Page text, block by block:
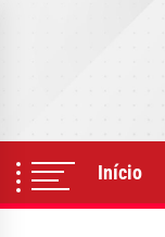
Início